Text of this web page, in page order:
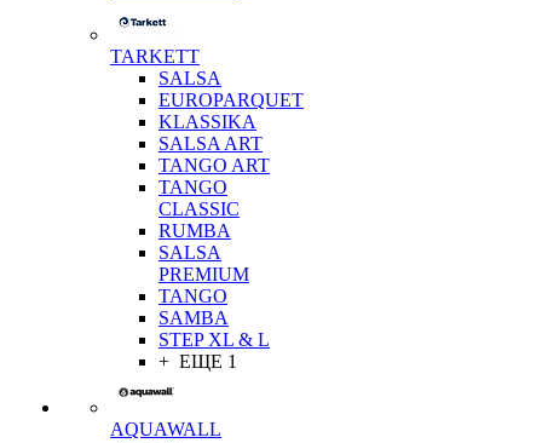
TARKETT
SALSA
EUROPARQUET
KLASSIKA
SALSA ART
TANGO ART
TANGO
CLASSIC
RUMBA
SALSA
PREMIUM
TANGO
SAMBA
STEP XL & L
+ ЕЩЕ 1
AQUAWALL